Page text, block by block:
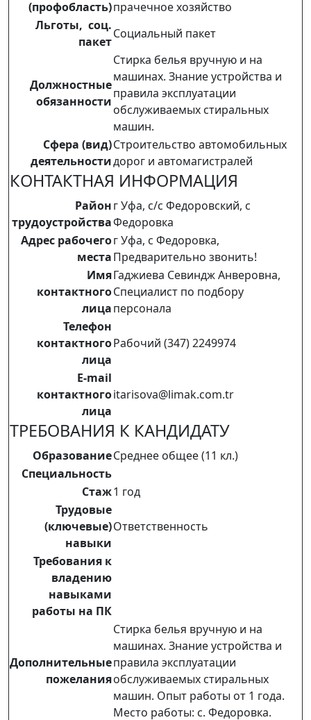
(профобласть)прачечное хозяйство
Льготы, соц.
пакет
Социальный пакет
Должностные
обязанности
Стирка белья вручную и на
машинах. Знание устройства и
правила эксплуатации
обслуживаемых стиральных
машин.
Сфера (вид)
деятельности
Строительство автомобильных
дорог и автомагистралей
КОНТАКТНАЯ ИНФОРМАЦИЯ
Район
трудоустройства
г Уфа, с/с Федоровский, с
Федоровка
Адрес рабочего
места
г Уфа, с Федоровка,
Предварительно звонить!
Имя
контактного
лица
Гаджиева Севиндж Анверовна,
Специалист по подбору
персонала
Телефон
контактного
лица
Рабочий (347) 2249974
E-mail
контактного
лица
itarisova@limak.com.tr
ТРЕБОВАНИЯ К КАНДИДАТУ
ОбразованиеСреднее общее (11 кл.)
Специальность
Стаж1 год
Трудовые
(ключевые)
навыки
Ответственность
Требования к
владению
навыками
работы на ПК
Дополнительные
пожелания
Стирка белья вручную и на
машинах. Знание устройства и
правила эксплуатации
обслуживаемых стиральных
машин. Опыт работы от 1 года.
Место работы: с. Федоровка.